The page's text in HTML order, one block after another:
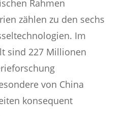
Rahmen
zählen zu den sechs
Im
sind 227 Millionen
von China
konsequent